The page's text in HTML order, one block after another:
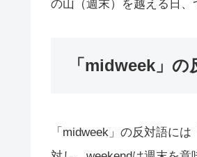
の山（週末）を越える日、
「midweek」
「midweek」の反対語には